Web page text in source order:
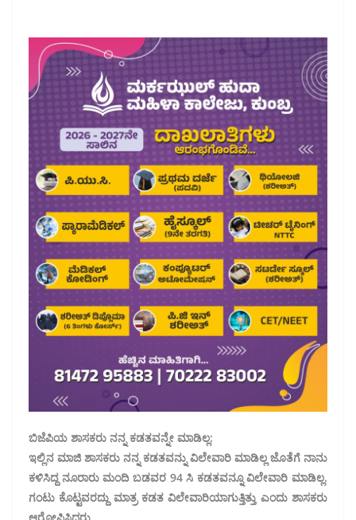
ಬಿಜೆಪಿಯ ಶಾಸಕರು ನನ್ನ ಕಡತವನ್ನೇ ಮಾಡಿಲ್ಲ:
ಇಲ್ಲಿನ‌ ಮಾಜಿ ಶಾಸಕರು ನನ್ನ ಕಡತವನ್ನು ವಿಲೇವಾರಿ‌ ಮಾಡಿಲ್ಲ ಜೊತೆಗೆ ನಾನು
ಕಳಿಸಿದ್ದ ನೂರಾರು ಮಂದಿ ಬಡವರ 94 ಸಿ ಕಡತವನ್ನೂ ವಿಲೇವಾರಿ ಮಾಡಿಲ್ಲ.
ಗಂಟು ಕೊಟ್ಟವರದ್ದು ಮಾತ್ರ ಕಡತ ವಿಲೇವಾರಿಯಾಗುತ್ತಿತ್ತು ಎಂದು‌ ಶಾಸಕರು‌
ಆರೋಪಿಸಿದರು.